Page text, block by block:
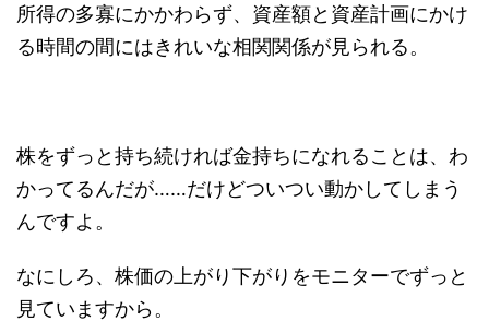
所得の多寡にかかわらず、資産額と資産計画にかけ
る時間の間にはきれいな相関関係が見られる。
株をずっと持ち続ければ金持ちになれることは、わ
かってるんだが……だけどついつい動かしてしまう
んですよ。
なにしろ、株価の上がり下がりをモニターでずっと
見ていますから。